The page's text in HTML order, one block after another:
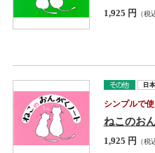
1,925 円 （税
シンプルで
ねこのお
1,925 円 （税